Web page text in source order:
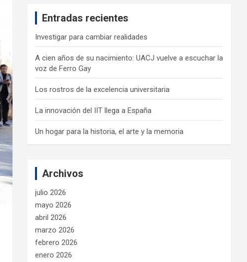
Entradas recientes
Investigar para cambiar realidades
A cien años de su nacimiento: UACJ vuelve a escuchar la
voz de Ferro Gay
Los rostros de la excelencia universitaria
La innovación del IIT llega a España
Un hogar para la historia, el arte y la memoria
Archivos
julio 2026
mayo 2026
abril 2026
marzo 2026
febrero 2026
enero 2026